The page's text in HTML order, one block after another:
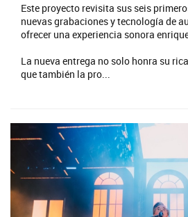
Este proyecto revisita sus seis
nuevas grabaciones y tecnología de
ofrecer una experiencia sonora
La nueva entrega no solo honra su
que también la pro...